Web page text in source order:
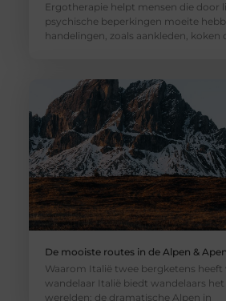
Ergotherapie helpt mensen die door
psychische beperkingen moeite
handelingen, zoals aankleden, koken
De mooiste routes in de Alpen &
Waarom Italië twee bergketens heeft
wandelaar Italië biedt wandelaars
werelden: de dramatische Alpen in